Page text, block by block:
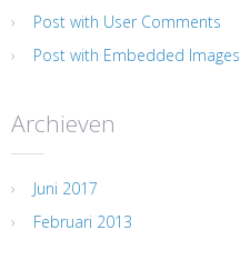
Post with User Comments
Post with Embedded Images
Archieven
Juni 2017
Februari 2013